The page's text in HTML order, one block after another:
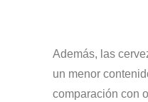
Además, las
un menor
comparación con